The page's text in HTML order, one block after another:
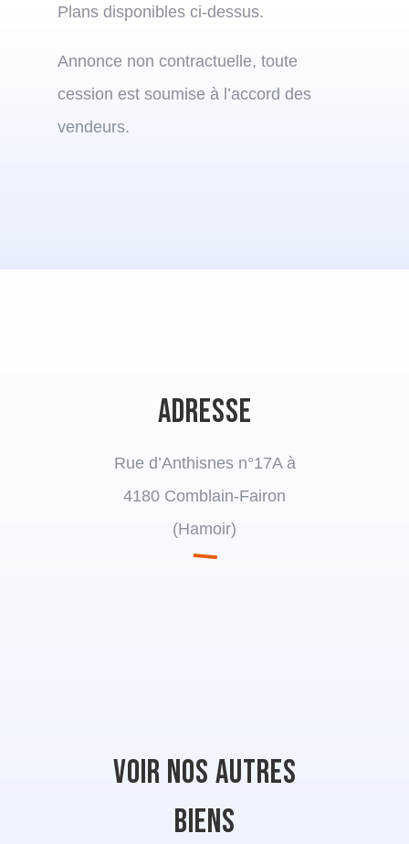
Plans disponibles ci-dessus.
Annonce non contractuelle, toute
cession est soumise à l’accord des
vendeurs.
Adresse
Rue d’Anthisnes n°17A à
4180 Comblain-Fairon
(Hamoir)
Voir nos autres
biens